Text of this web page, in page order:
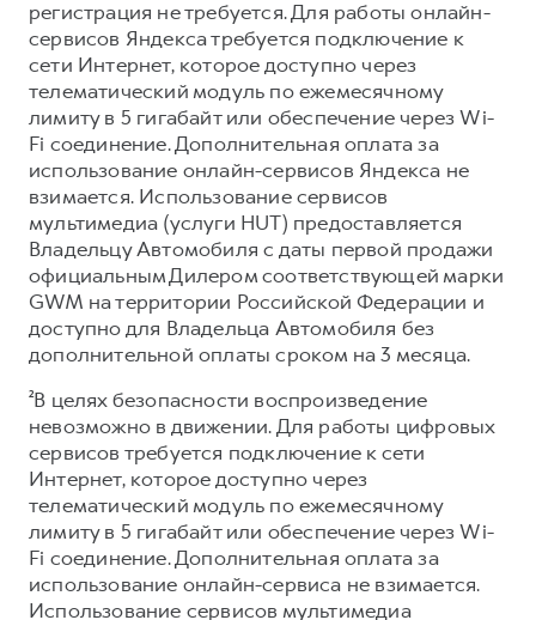
регистрация не требуется. Для работы онлайн-
сервисов Яндекса требуется подключение к
сети Интернет, которое доступно через
телематический модуль по ежемесячному
лимиту в 5 гигабайт или обеспечение через Wi-
Fi соединение. Дополнительная оплата за
использование онлайн-сервисов Яндекса не
взимается. Использование сервисов
мультимедиа (услуги HUT) предоставляется
Владельцу Автомобиля с даты первой продажи
официальным Дилером соответствующей марки
GWM на территории Российской Федерации и
доступно для Владельца Автомобиля без
дополнительной оплаты сроком на 3 месяца.
²В целях безопасности воспроизведение
невозможно в движении. Для работы цифровых
сервисов требуется подключение к сети
Интернет, которое доступно через
телематический модуль по ежемесячному
лимиту в 5 гигабайт или обеспечение через Wi-
Fi соединение. Дополнительная оплата за
использование онлайн-сервиса не взимается.
Использование сервисов мультимедиа